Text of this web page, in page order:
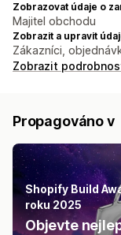
Zobrazovat údaje o
Majitel obchodu
Zobrazit a upravit
Zákazníci,
Zobrazit
Propagováno v
Shopify Build
roku 2025
Objevte